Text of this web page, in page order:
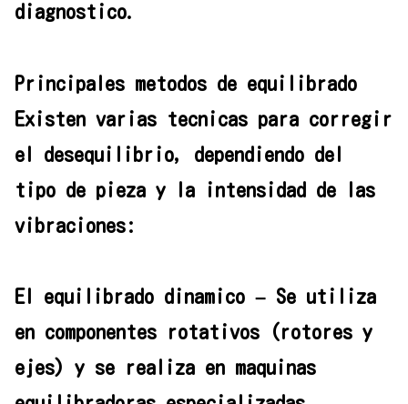
diagnostico.
Principales metodos de equilibrado
Existen varias tecnicas para corregir
el desequilibrio, dependiendo del
tipo de pieza y la intensidad de las
vibraciones:
El equilibrado dinamico – Se utiliza
en componentes rotativos (rotores y
ejes) y se realiza en maquinas